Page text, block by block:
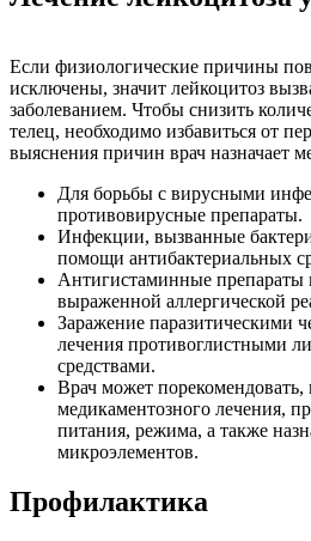
Если физиологические причины
исключены, значит лейкоцитоз
заболеванием. Чтобы снизить
телец, необходимо избавиться от
выяснения причин врач назначает
Для борьбы с вирусными
противовирусные препараты.
Инфекции, вызванные
помощи антибактериальных
Антигистаминные препараты
выраженной аллергической
Заражение паразитическими
лечения противоглистными
средствами.
Врач может
медикаментозного лечения,
питания, режима, а также
микроэлементов.
Профилактика